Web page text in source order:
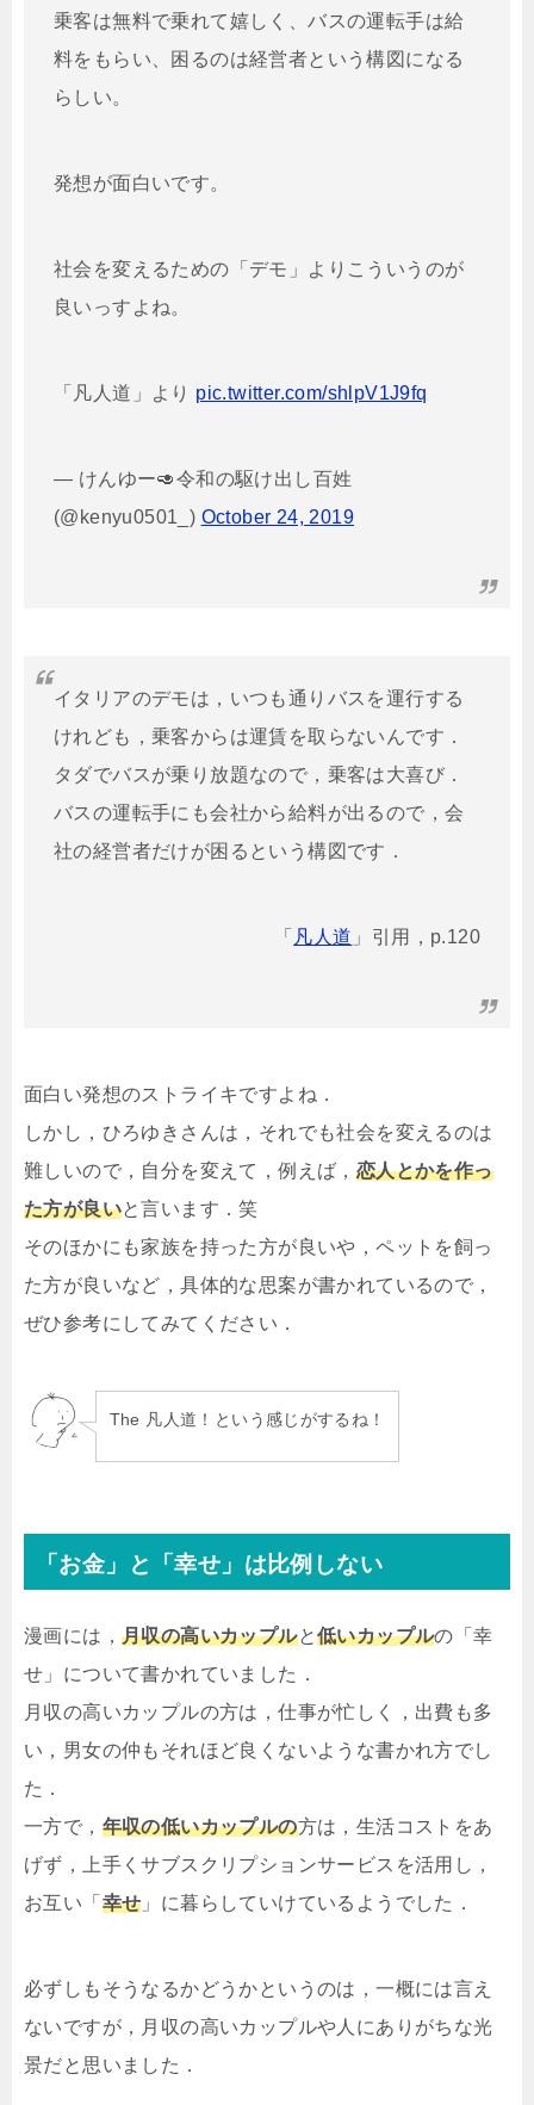
乗客は無料で乗れて嬉しく、バスの運転手は給
料をもらい、困るのは経営者という構図になる
らしい。
発想が面白いです。
社会を変えるための「デモ」よりこういうのが
良いっすよね。
「凡人道」より pic.twitter.com/shlpV1J9fq
— けんゆー🥑令和の駆け出し百姓
(@kenyu0501_) October 24, 2019
イタリアのデモは，いつも通りバスを運行する
けれども，乗客からは運賃を取らないんです．
タダでバスが乗り放題なので，乗客は大喜び．
バスの運転手にも会社から給料が出るので，会
社の経営者だけが困るという構図です．
「 凡人道 」引用，p.120
面白い発想のストライキですよね．
しかし，ひろゆきさんは，それでも社会を変えるのは
難しいので，自分を変えて，例えば， 恋人とかを作っ
た方が良いと言います．笑
そのほかにも家族を持った方が良いや，ペットを飼っ
た方が良いなど，具体的な思案が書かれているので，
ぜひ参考にしてみてください．
The 凡人道！という感じがするね！
「お金」と「幸せ」は比例しない
漫画には， 月収の高いカップルと低いカップルの「幸
せ」について書かれていました．
月収の高いカップルの方は，仕事が忙しく，出費も多
い，男女の仲もそれほど良くないような書かれ方でし
た．
一方で， 年収の低いカップルの方は，生活コストをあ
げず，上手くサブスクリプションサービスを活用し，
お互い「 幸せ 」に暮らしていけているようでした．
必ずしもそうなるかどうかというのは，一概には言え
ないですが，月収の高いカップルや人にありがちな光
景だと思いました．